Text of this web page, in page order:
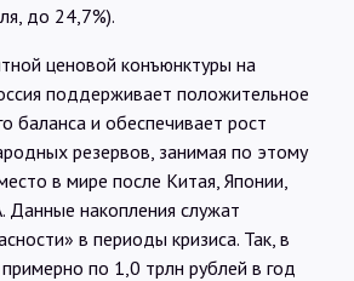
до 24,7%).
ценовой конъюнктуры на
поддерживает положительное
баланса и обеспечивает рост
резервов, занимая по этому
в мире после Китая, Японии,
накопления служат
в периоды кризиса. Так, в
по 1,0 трлн рублей в год